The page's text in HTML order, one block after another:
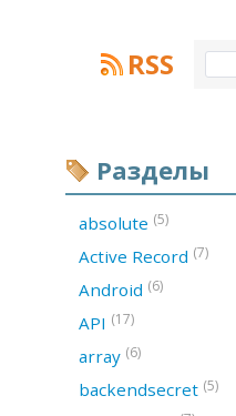
RSS
Разделы
absolute (5)
Active Record (7)
Android (6)
API (17)
array (6)
backendsecret (5)